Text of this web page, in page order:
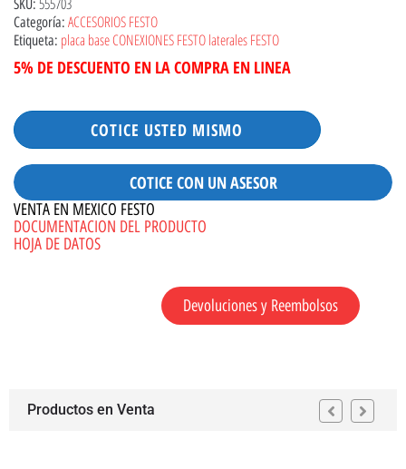
SKU:
Categoría: ACCESORIOS FESTO
Etiqueta: placa base CONEXIONES FESTO laterales FESTO
5% DE DESCUENTO EN LA COMPRA EN LINEA
COTICE USTED MISMO
COTICE CON UN ASESOR
VENTA EN MEXICO FESTO
DOCUMENTACION DEL PRODUCTO
HOJA DE DATOS
Devoluciones y Reembolsos
Productos en Venta